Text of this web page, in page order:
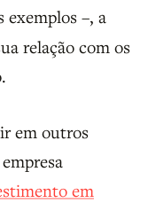
exemplos –, a
relação com os
em outros
em